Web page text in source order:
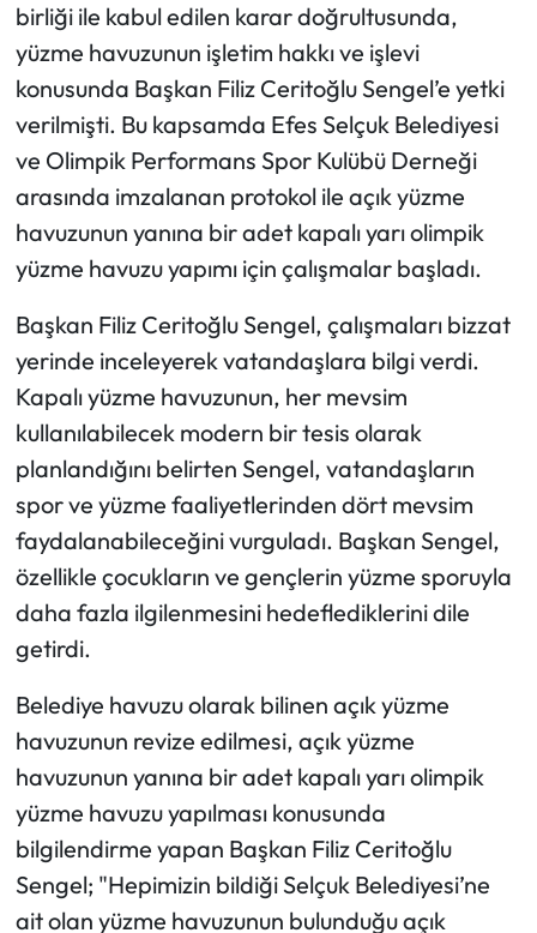
birliği ile kabul edilen karar doğrultusunda,
yüzme havuzunun işletim hakkı ve işlevi
konusunda Başkan Filiz Ceritoğlu Sengel’e yetki
verilmişti. Bu kapsamda Efes Selçuk Belediyesi
ve Olimpik Performans Spor Kulübü Derneği
arasında imzalanan protokol ile açık yüzme
havuzunun yanına bir adet kapalı yarı olimpik
yüzme havuzu yapımı için çalışmalar başladı.
Başkan Filiz Ceritoğlu Sengel, çalışmaları bizzat
yerinde inceleyerek vatandaşlara bilgi verdi.
Kapalı yüzme havuzunun, her mevsim
kullanılabilecek modern bir tesis olarak
planlandığını belirten Sengel, vatandaşların
spor ve yüzme faaliyetlerinden dört mevsim
faydalanabileceğini vurguladı. Başkan Sengel,
özellikle çocukların ve gençlerin yüzme sporuyla
daha fazla ilgilenmesini hedeflediklerini dile
getirdi.
Belediye havuzu olarak bilinen açık yüzme
havuzunun revize edilmesi, açık yüzme
havuzunun yanına bir adet kapalı yarı olimpik
yüzme havuzu yapılması konusunda
bilgilendirme yapan Başkan Filiz Ceritoğlu
Sengel; "Hepimizin bildiği Selçuk Belediyesi’ne
ait olan yüzme havuzunun bulunduğu açık